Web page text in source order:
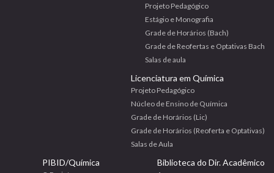
Projeto Pedagógico
Estágio e Monografia
Grade de Horários (Bach)
Grade de Reofertas e Optativas Bach
Salas de aula
Licenciatura em Química
Projeto Pedagógico
Núcleo de Ensino de Química
Grade de Horários (Lic)
Grade de Horários (Reoferta e Optativas)
Salas de Aula
PIBID/Química Biblioteca do Dir. Acadêmico